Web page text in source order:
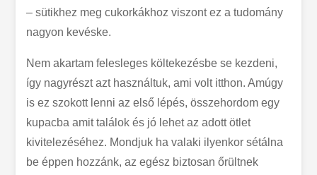
– sütikhez meg cukorkákhoz viszont ez a tudomány
nagyon kevéske.
Nem akartam felesleges költekezésbe se kezdeni,
így nagyrészt azt használtuk, ami volt itthon. Amúgy
is ez szokott lenni az első lépés, összehordom egy
kupacba amit találok és jó lehet az adott ötlet
kivitelezéséhez. Mondjuk ha valaki ilyenkor sétálna
be éppen hozzánk, az egész biztosan őrültnek